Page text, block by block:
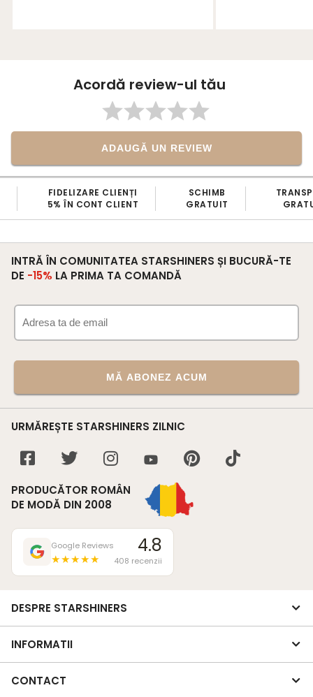
Acordă review-ul tău
ADAUGĂ UN REVIEW
FIDELIZARE CLIENȚI
5% ÎN CONT CLIENT
SCHIMB
GRATUIT
INTRĂ ÎN COMUNITATEA STARSHINERS ȘI BUCURĂ-TE
DE -15% LA PRIMA TA COMANDĂ
MĂ ABONEZ ACUM
URMĂREȘTE STARSHINERS ZILNIC
PRODUCĂTOR ROMÂN
DE MODĂ DIN 2008
Google Reviews
★★★★★
4.8
408 recenzii
DESPRE STARSHINERS
INFORMATII
CONTACT